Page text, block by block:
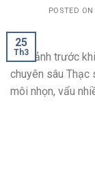
POSTED ON
25
Th3
Hình ảnh trước
chuyên sâu Thạc
môi nhọn, vẩu